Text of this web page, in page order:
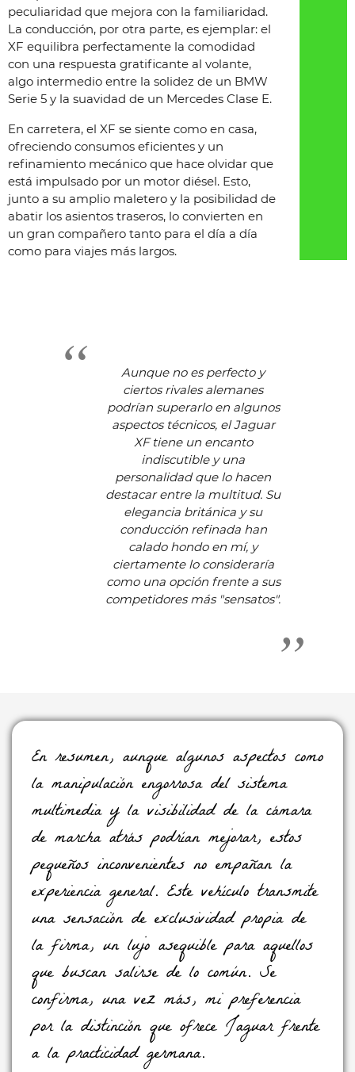
peculiaridad que mejora con la familiaridad.
La conducción, por otra parte, es ejemplar: el
XF equilibra perfectamente la comodidad
con una respuesta gratificante al volante,
algo intermedio entre la solidez de un BMW
Serie 5 y la suavidad de un Mercedes Clase E.
En carretera, el XF se siente como en casa,
ofreciendo consumos eficientes y un
refinamiento mecánico que hace olvidar que
está impulsado por un motor diésel. Esto,
junto a su amplio maletero y la posibilidad de
abatir los asientos traseros, lo convierten en
un gran compañero tanto para el día a día
como para viajes más largos.
Aunque no es perfecto y
ciertos rivales alemanes
podrían superarlo en algunos
aspectos técnicos, el Jaguar
XF tiene un encanto
indiscutible y una
personalidad que lo hacen
destacar entre la multitud. Su
elegancia británica y su
conducción refinada han
calado hondo en mí, y
ciertamente lo consideraría
como una opción frente a sus
competidores más "sensatos".
En resumen, aunque algunos aspectos como
la manipulación engorrosa del sistema
multimedia y la visibilidad de la cámara
de marcha atrás podrían mejorar, estos
pequeños inconvenientes no empañan la
experiencia general. Este vehículo transmite
una sensación de exclusividad propia de
la firma, un lujo asequible para aquellos
que buscan salirse de lo común. Se
confirma, una vez más, mi preferencia
por la distinción que ofrece Jaguar frente
a la practicidad germana.